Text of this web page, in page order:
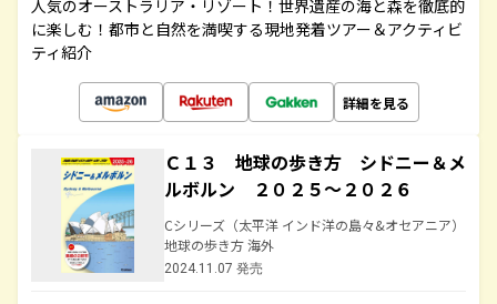
人気のオーストラリア・リゾート！世界遺産の海と森を徹底的
に楽しむ！都市と自然を満喫する現地発着ツアー＆アクティビ
ティ紹介
詳細を見る
Ｃ１３ 地球の歩き方 シドニー＆メ
ルボルン ２０２５～２０２６
Cシリーズ（太平洋 インド洋の島々&オセアニア）
地球の歩き方 海外
2024.11.07 発売